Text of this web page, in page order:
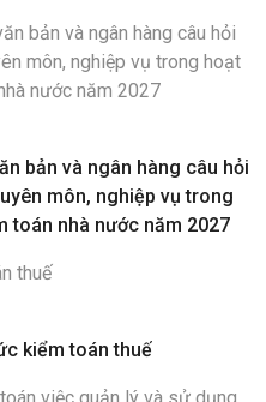
bản và ngân hàng câu hỏi
môn, nghiệp vụ trong
toán nhà nước năm 2027
kiểm toán thuế